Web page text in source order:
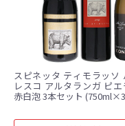
スピネッタ ティモラッソ
レスコ アルタランガ ピエ
赤白泡 3本セット